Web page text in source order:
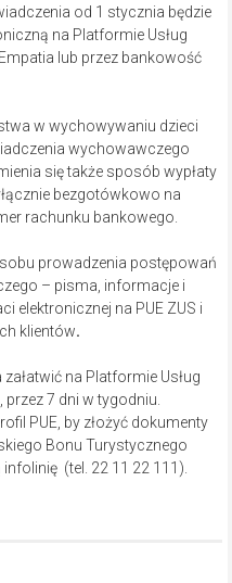
od 1 stycznia będzie
na Platformie Usług
lub przez bankowość
w wychowywaniu dzieci
wychowawczego
się także sposób wypłaty
bezgotówkowo na
rachunku bankowego.
prowadzenia postępowań
– pisma, informacje i
elektronicznej na PUE ZUS i
klientów.
na Platformie Usług
7 dni w tygodniu.
PUE, by złożyć dokumenty
Bonu Turystycznego
(tel. 22 11 22 111).